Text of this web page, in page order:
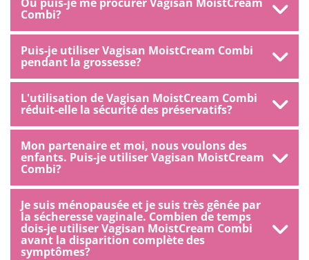
Combi?
Puis-je utiliser Vagisan MoistCream Combi
pendant la grossesse?
L'utilisation de Vagisan MoistCream Combi
réduit-elle la sécurité des préservatifs?
Mon partenaire et moi, nous voulons des
enfants. Puis-je utiliser Vagisan MoistCream
Combi?
Je suis ménopausée et je suis très gênée par
la sécheresse vaginale. Combien de temps
dois-je utiliser Vagisan MoistCream Combi
avant la disparition complète des
symptômes?